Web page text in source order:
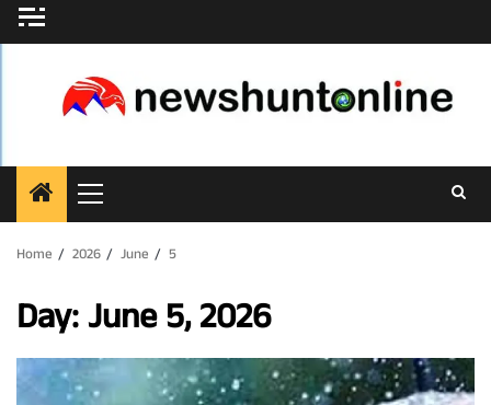
Skip
to
Primary
Menu
Home
2026 June 5
Day:June 5, 2026